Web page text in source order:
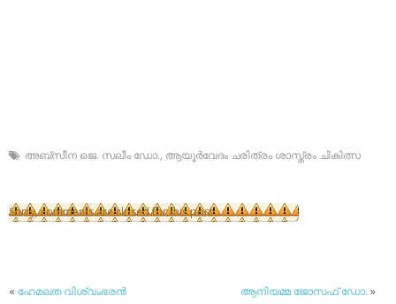
അബ്‌സീന ജെ. സലീം ഡോ., ആയൂര്‍വേദം ചരിത്രം ശാസ്ത്രം ചികിത്സ
Sorry, comments are closed for this post
« ഹേമലത വിശ്വംഭരന്‍ ആനിയമ്മ ജോസഫ് ഡോ. »